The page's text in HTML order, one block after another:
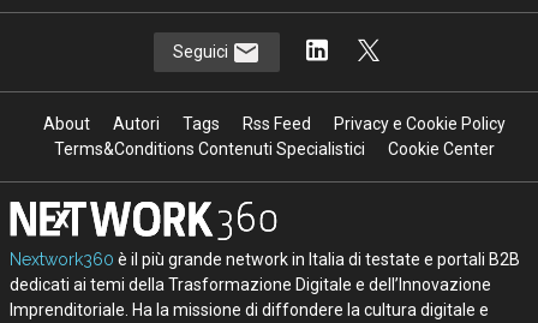
Seguici
About Autori Tags Rss Feed
Privacy e Cookie Policy
Terms&Conditions Contenuti Specialistici
Cookie Center
Nextwork360 è il più grande network in Italia di testate e portali B2B
dedicati ai temi della Trasformazione Digitale e dell’Innovazione
Imprenditoriale. Ha la missione di diffondere la cultura digitale e